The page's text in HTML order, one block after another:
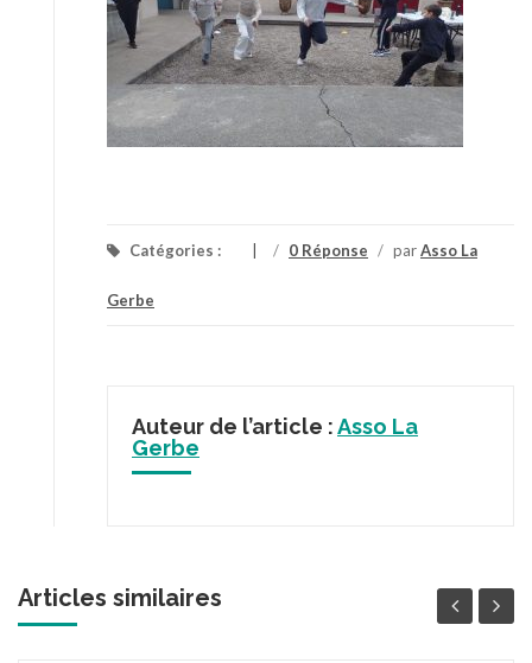
Catégories : / 0 Réponse / parAsso La
Gerbe
Auteur de l’article :Asso La
Gerbe
Articles similaires